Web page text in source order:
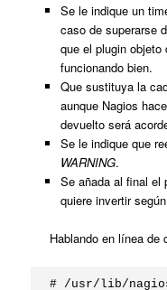
Se le indique un
caso de superarse
que el plugin
funcionando bien.
Que sustituya la
aunque Nagios
devuelto será
Se le indique que
WARNING.
Se añada al final el
quiere invertir
Hablando en línea
# /usr/lib/